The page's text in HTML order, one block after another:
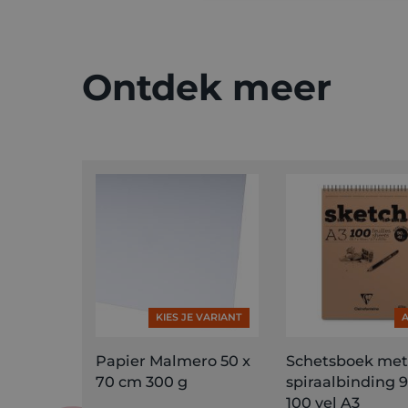
Ontdek meer
KIES JE VARIANT
Papier Malmero 50 x
70 cm 300 g
Schetsboek met
spiraalbinding
100 vel A3